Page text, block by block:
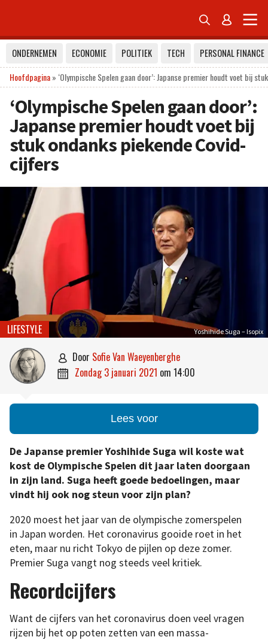
 
ONDERNEMEN ECONOMIE POLITIEK TECH
PERSONAL FINANCE
Hoofdpagina» ‘Olympische Spelen gaan door’: Japanse premier houdt voet bij
‘Olympische Spelen gaan door’:
Japanse premier houdt voet bij
stuk ondanks piekende Covid-
cijfers
Yoshihide Suga – Isopix
LIFESTYLE
 door Sofie Van Waeyenberghe
 zondag 3 januari 2021 om 14:00
Lees voor
De Japanse premier Yoshihide Suga wil koste wat
kost de Olympische Spelen dit jaar laten doorgaan
in zijn land. Suga heeft goede bedoelingen, maar
vindt hij ook nog steun voor zijn plan?
2020 moest het jaar van de olympische zomerspelen
in Japan worden. Het coronavirus gooide roet in het
eten, maar nu richt Tokyo de pijlen op deze zomer.
Premier Suga vangt nog steeds veel kritiek.
Recordcijfers
Want de cijfers van het coronavirus doen veel vragen
rijzen bij het op poten zetten van een massa-